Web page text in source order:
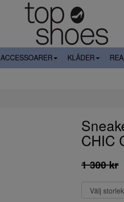
ACCESSOARER KLÄDER REA
CHIC
1 300 kr